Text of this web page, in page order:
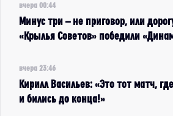
вчера 00:44
Минус три – не приговор, или
«Крылья Советов» победили
вчера 23:46
Кирилл Васильев: «Это тот матч,
и бились до конца!»